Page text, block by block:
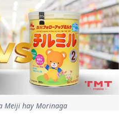
Meiji hay Morinaga